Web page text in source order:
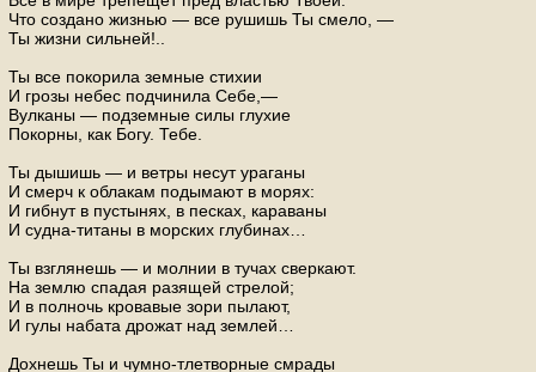
Что создано жизнью — все рушишь Ты смело, —
Ты жизни сильней!..
Ты все покорила земные стихии
И грозы небес подчинила Себе,—
Вулканы — подземные силы глухие
Покорны, как Богу. Тебе.
Ты дышишь — и ветры несут ураганы
И смерч к облакам подымают в морях:
И гибнут в пустынях, в песках, караваны
И судна-титаны в морских глубинах…
Ты взглянешь — и молнии в тучах сверкают.
На землю спадая разящей стрелой;
И в полночь кровавые зори пылают,
И гулы набата дрожат над землей…
Дохнешь Ты и чумно-тлетворные смрады